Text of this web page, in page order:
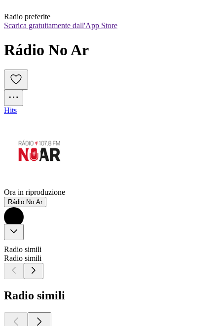
Radio preferite
Scarica gratuitamente dall'App Store
Rádio No Ar
Hits
Ora in riproduzione
Rádio No Ar
Radio simili
Radio simili
Radio simili